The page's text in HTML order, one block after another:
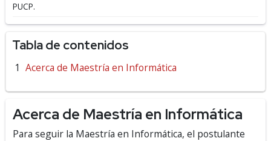
PUCP.
Tabla de contenidos
Acerca de Maestría en Informática
Acerca de Maestría en Informática
Para seguir la Maestría en Informática, el postulante